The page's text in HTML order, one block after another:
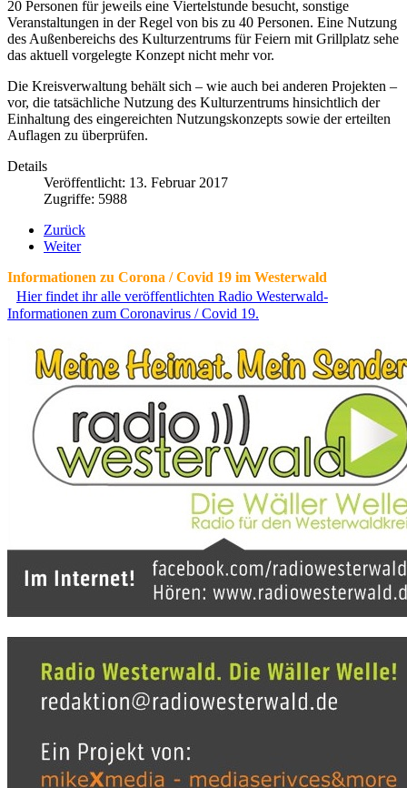
20 Personen für jeweils eine Viertelstunde besucht, sonstige
Veranstaltungen in der Regel von bis zu 40 Personen. Eine Nutzung
des Außenbereichs des Kulturzentrums für Feiern mit Grillplatz sehe
das aktuell vorgelegte Konzept nicht mehr vor.
Die Kreisverwaltung behält sich – wie auch bei anderen Projekten –
vor, die tatsächliche Nutzung des Kulturzentrums hinsichtlich der
Einhaltung des eingereichten Nutzungskonzepts sowie der erteilten
Auflagen zu überprüfen.
Details
Veröffentlicht: 13. Februar 2017
Zugriffe: 5988
Zurück
Weiter
Informationen zu Corona / Covid 19 im Westerwald
Hier findet ihr alle veröffentlichten Radio Westerwald-
Informationen zum Coronavirus / Covid 19.